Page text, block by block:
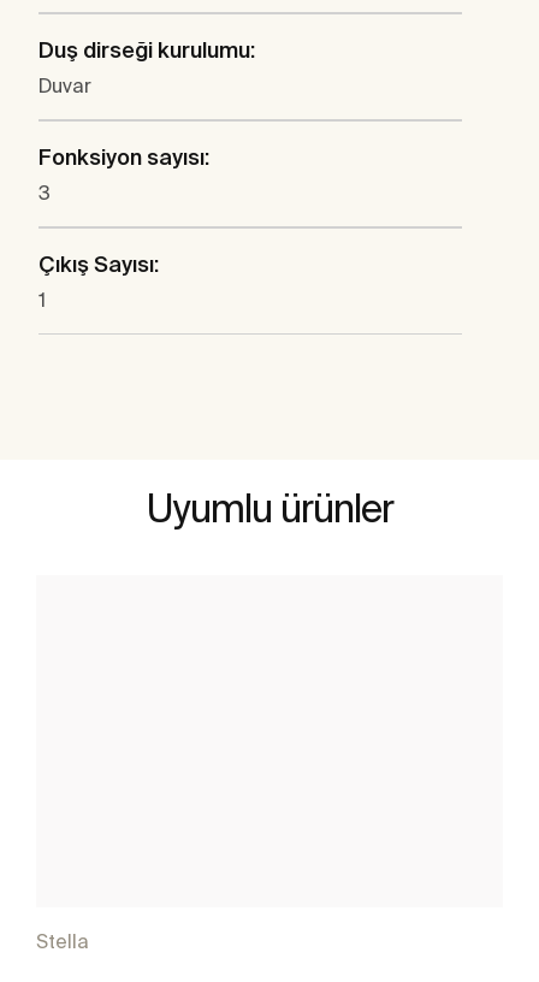
Duş dirseği kurulumu:
Duvar
Fonksiyon sayısı:
3
Çıkış Sayısı:
1
Uyumlu ürünler
Stella